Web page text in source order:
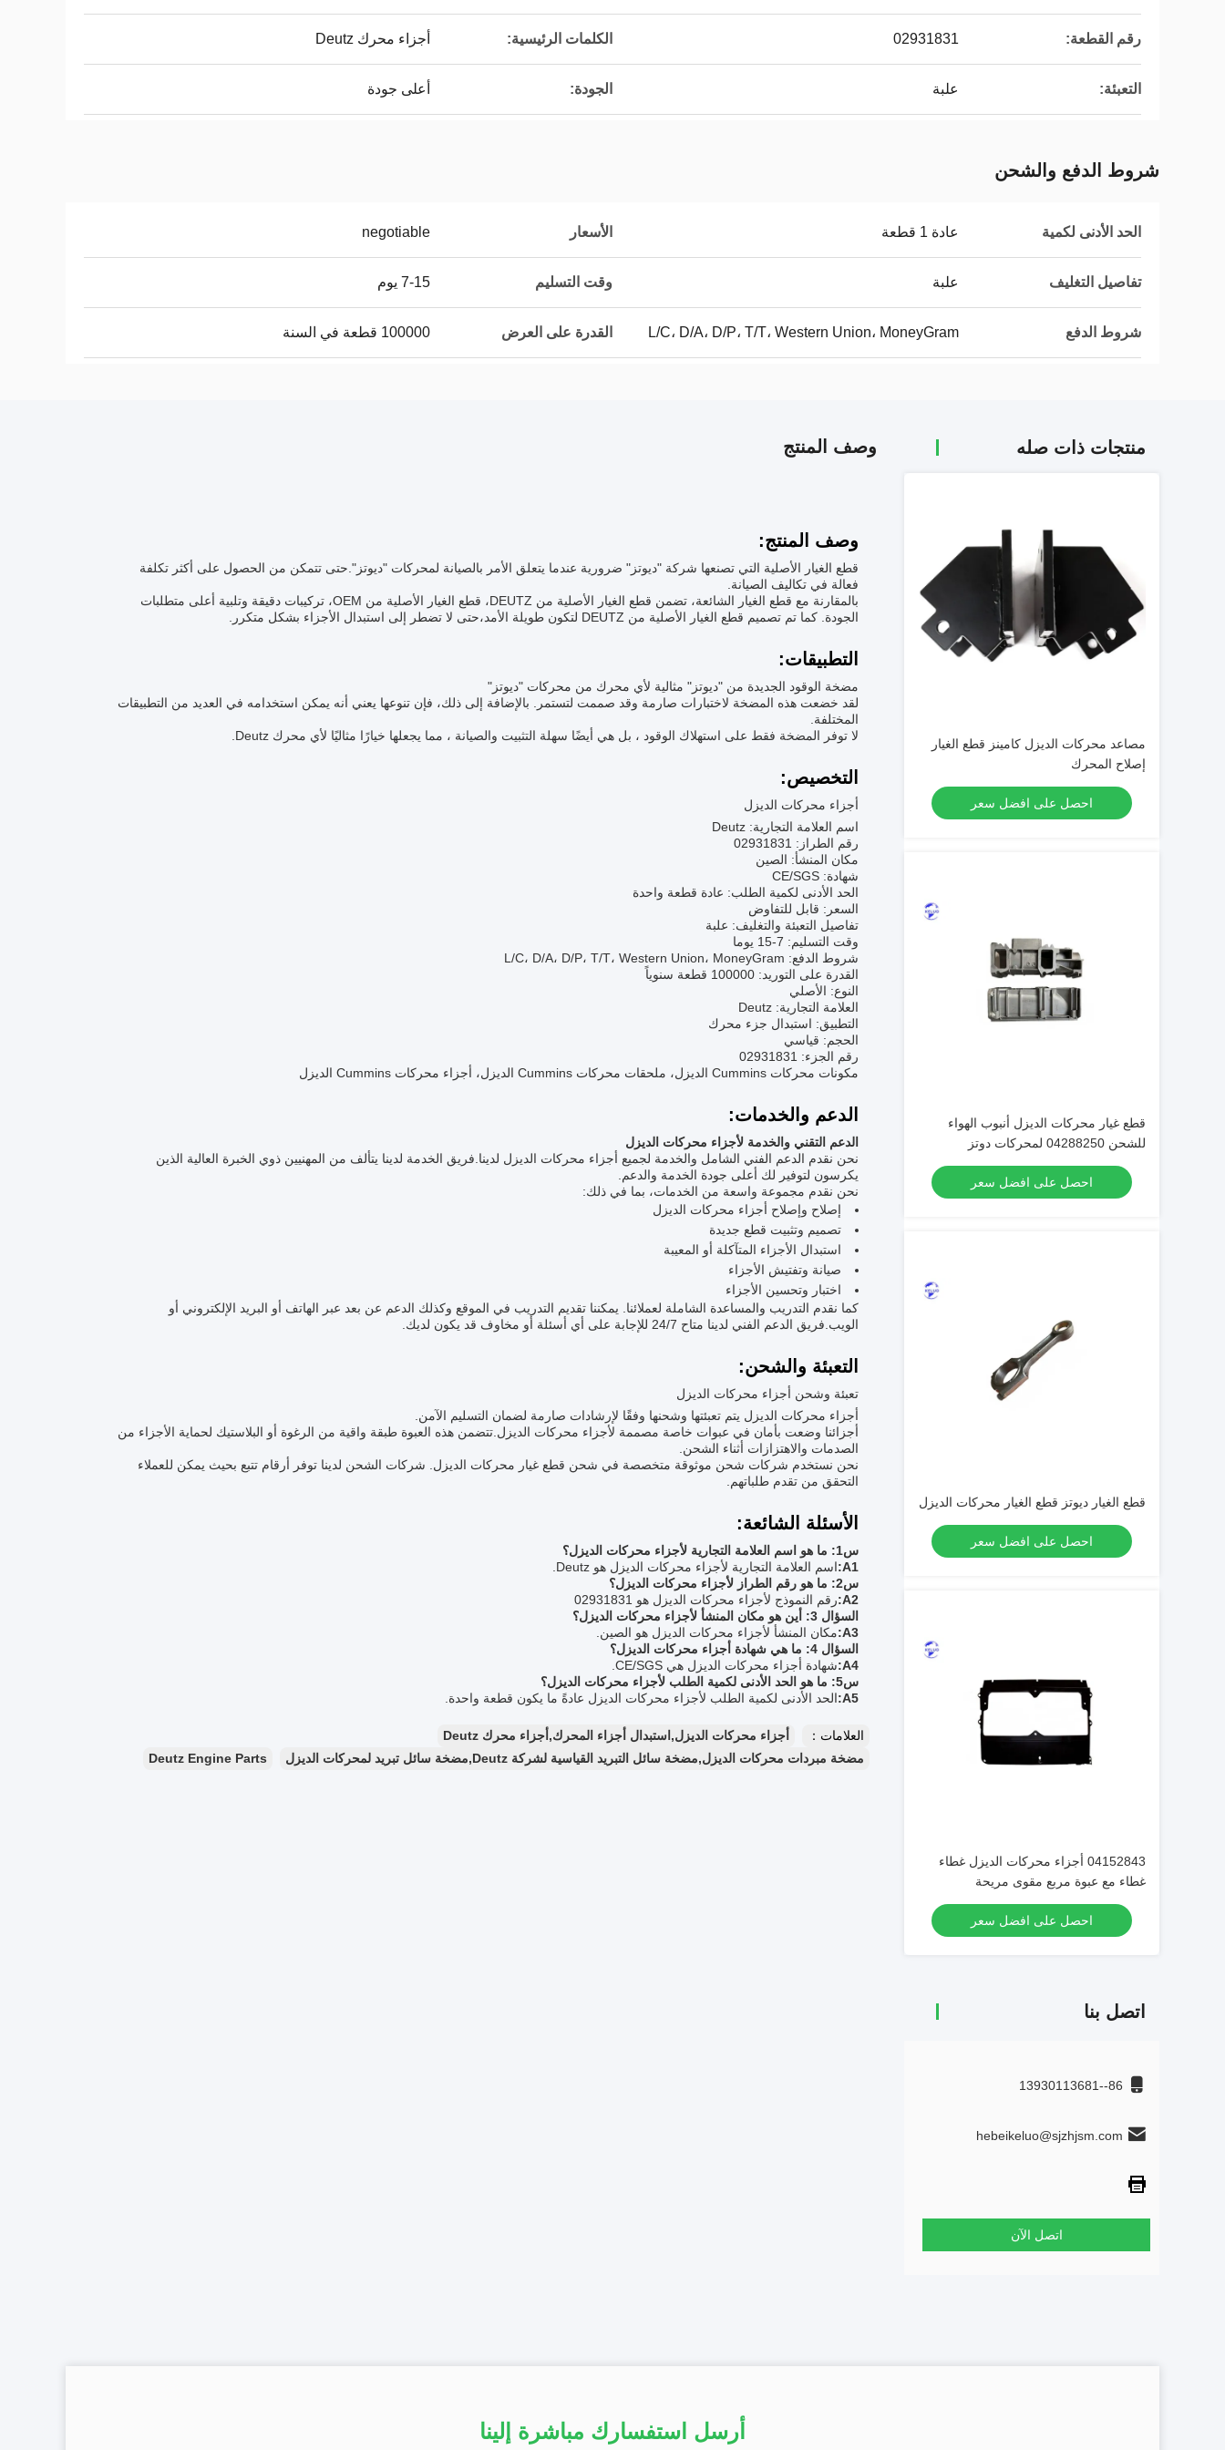
رقم القطعة: 02931831 الكلمات الرئيسية: أجزاء محرك Deutz
التعبئة: علبة الجودة: أعلى جودة
شروط الدفع والشحن
الحد الأدنى لكمية عادة 1 قطعة الأسعار negotiable
تفاصيل التغليف علبة وقت التسليم 7-15 يوم
شروط الدفع L/C، D/A، D/P، T/T، Western Union، MoneyGram القدرة على العرض 100000 قطعة في السنة
منتجات ذات صله
مصاعد محركات الديزل كامينز قطع الغيار
إصلاح المحرك
احصل على افضل سعر
قطع غيار محركات الديزل أنبوب الهواء
للشحن 04288250 لمحركات دوتز
احصل على افضل سعر
قطع الغيار ديوتز قطع الغيار محركات الديزل
احصل على افضل سعر
04152843 أجزاء محركات الديزل غطاء
غطاء مع عبوة مربع مقوى مريحة
احصل على افضل سعر
اتصل بنا
86--13930113681
hebeikeluo@sjzhjsm.com
اتصل الآن
وصف المنتج
وصف المنتج:
قطع الغيار الأصلية التي تصنعها شركة "ديوتز" ضرورية عندما يتعلق الأمر بالصيانة لمحركات "ديوتز".حتى تتمكن من الحصول على أكثر تكلفة
فعالة في تكاليف الصيانة.
بالمقارنة مع قطع الغيار الشائعة، تضمن قطع الغيار الأصلية من DEUTZ، قطع الغيار الأصلية من OEM، تركيبات دقيقة وتلبية أعلى متطلبات
الجودة. كما تم تصميم قطع الغيار الأصلية من DEUTZ لتكون طويلة الأمد،حتى لا تضطر إلى استبدال الأجزاء بشكل متكرر.
التطبيقات:
مضخة الوقود الجديدة من "ديوتز" مثالية لأي محرك من محركات "ديوتز"
لقد خضعت هذه المضخة لاختبارات صارمة وقد صممت لتستمر. بالإضافة إلى ذلك، فإن تنوعها يعني أنه يمكن استخدامه في العديد من التطبيقات
المختلفة.
لا توفر المضخة فقط على استهلاك الوقود ، بل هي أيضًا سهلة التثبيت والصيانة ، مما يجعلها خيارًا مثاليًا لأي محرك Deutz.
التخصيص:
أجزاء محركات الديزل
اسم العلامة التجارية: Deutz
رقم الطراز: 02931831
مكان المنشأ: الصين
شهادة: CE/SGS
الحد الأدنى لكمية الطلب: عادة قطعة واحدة
السعر: قابل للتفاوض
تفاصيل التعبئة والتغليف: علبة
وقت التسليم: 7-15 يوما
شروط الدفع: L/C، D/A، D/P، T/T، Western Union، MoneyGram
القدرة على التوريد: 100000 قطعة سنوياً
النوع: الأصلي
العلامة التجارية: Deutz
التطبيق: استبدال جزء محرك
الحجم: قياسي
رقم الجزء: 02931831
مكونات محركات Cummins الديزل، ملحقات محركات Cummins الديزل، أجزاء محركات Cummins الديزل
الدعم والخدمات:
الدعم التقني والخدمة لأجزاء محركات الديزل
نحن نقدم الدعم الفني الشامل والخدمة لجميع أجزاء محركات الديزل لدينا.فريق الخدمة لدينا يتألف من المهنيين ذوي الخبرة العالية الذين
يكرسون لتوفير لك أعلى جودة الخدمة والدعم.
نحن نقدم مجموعة واسعة من الخدمات، بما في ذلك:
إصلاح وإصلاح أجزاء محركات الديزل
تصميم وتثبيت قطع جديدة
استبدال الأجزاء المتآكلة أو المعيبة
صيانة وتفتيش الأجزاء
اختبار وتحسين الأجزاء
كما نقدم التدريب والمساعدة الشاملة لعملائنا. يمكننا تقديم التدريب في الموقع وكذلك الدعم عن بعد عبر الهاتف أو البريد الإلكتروني أو
الويب.فريق الدعم الفني لدينا متاح 24/7 للإجابة على أي أسئلة أو مخاوف قد يكون لديك.
التعبئة والشحن:
تعبئة وشحن أجزاء محركات الديزل
أجزاء محركات الديزل يتم تعبئتها وشحنها وفقًا لإرشادات صارمة لضمان التسليم الآمن.
أجزائنا وضعت بأمان في عبوات خاصة مصممة لأجزاء محركات الديزل.تتضمن هذه العبوة طبقة واقية من الرغوة أو البلاستيك لحماية الأجزاء من
الصدمات والاهتزازات أثناء الشحن.
نحن نستخدم شركات شحن موثوقة متخصصة في شحن قطع غيار محركات الديزل. شركات الشحن لدينا توفر أرقام تتبع بحيث يمكن للعملاء
التحقق من تقدم طلباتهم.
الأسئلة الشائعة:
س1: ما هو اسم العلامة التجارية لأجزاء محركات الديزل؟
A1: اسم العلامة التجارية لأجزاء محركات الديزل هو Deutz.
س2: ما هو رقم الطراز لأجزاء محركات الديزل؟
A2: رقم النموذج لأجزاء محركات الديزل هو 02931831
السؤال 3: أين هو مكان المنشأ لأجزاء محركات الديزل؟
A3: مكان المنشأ لأجزاء محركات الديزل هو الصين.
السؤال 4: ما هي شهادة أجزاء محركات الديزل؟
A4: شهادة أجزاء محركات الديزل هي CE/SGS.
س5: ما هو الحد الأدنى لكمية الطلب لأجزاء محركات الديزل؟
A5: الحد الأدنى لكمية الطلب لأجزاء محركات الديزل عادةً ما يكون قطعة واحدة.
العلامات：
أجزاء محركات الديزل,استبدال أجزاء المحرك,أجزاء محرك Deutz
مضخة مبردات محركات الديزل,مضخة سائل التبريد القياسية لشركة Deutz,مضخة سائل تبريد لمحركات الديزل
Deutz Engine Parts
أرسل استفسارك مباشرة إلينا